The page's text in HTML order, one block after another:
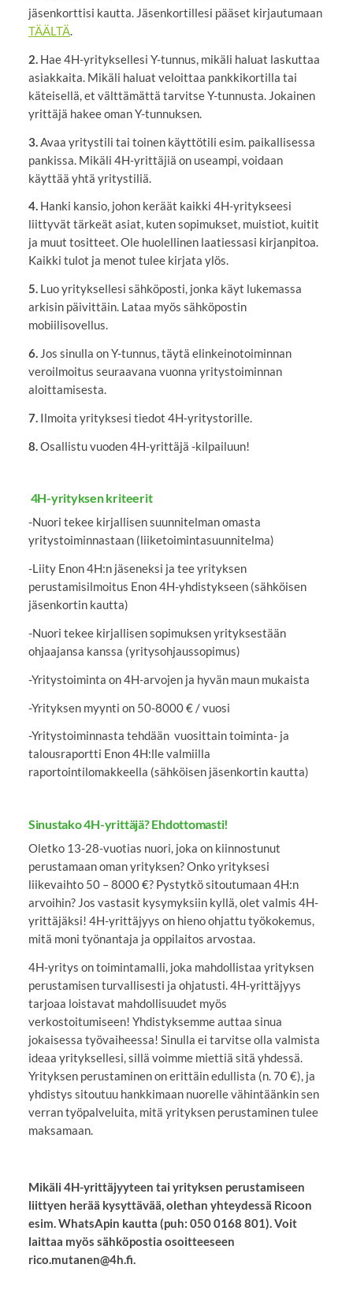
jäsenkorttisi kautta. Jäsenkortillesi pääset kirjautumaan
TÄÄLTÄ.
2.Hae 4H-yrityksellesi Y-tunnus, mikäli haluat laskuttaa
asiakkaita. Mikäli haluat veloittaa pankkikortilla tai
käteisellä, et välttämättä tarvitse Y-tunnusta. Jokainen
yrittäjä hakee oman Y-tunnuksen.
3. Avaa yritystili tai toinen käyttötili esim. paikallisessa
pankissa. Mikäli 4H-yrittäjiä on useampi, voidaan
käyttää yhtä yritystiliä.
4.Hanki kansio, johon keräät kaikki 4H-yritykseesi
liittyvät tärkeät asiat, kuten sopimukset, muistiot, kuitit
ja muut tositteet. Ole huolellinen laatiessasi kirjanpitoa.
Kaikki tulot ja menot tulee kirjata ylös.
5.Luo yrityksellesi sähköposti, jonka käyt lukemassa
arkisin päivittäin. Lataa myös sähköpostin
mobiilisovellus.
6.Jos sinulla on Y-tunnus, täytä elinkeinotoiminnan
veroilmoitus seuraavana vuonna yritystoiminnan
aloittamisesta.
7.Ilmoita yrityksesi tiedot 4H-yritystorille.
8. Osallistu vuoden 4H-yrittäjä -kilpailuun!
4H-yrityksen kriteerit
-Nuori tekee kirjallisen suunnitelman omasta
yritystoiminnastaan (liiketoimintasuunnitelma)
-Liity Enon 4H:n jäseneksi ja tee yrityksen
perustamisilmoitus Enon 4H-yhdistykseen (sähköisen
jäsenkortin kautta)
-Nuori tekee kirjallisen sopimuksen yrityksestään
ohjaajansa kanssa (yritysohjaussopimus)
-Yritystoiminta on 4H-arvojen ja hyvän maun mukaista
-Yrityksen myynti on 50-8000 € / vuosi
-Yritystoiminnasta tehdään vuosittain toiminta- ja
talousraportti Enon 4H:lle valmiilla
raportointilomakkeella (sähköisen jäsenkortin kautta)
Sinustako 4H-yrittäjä? Ehdottomasti!
Oletko 13-28-vuotias nuori, joka on kiinnostunut
perustamaan oman yrityksen? Onko yrityksesi
liikevaihto 50 – 8000 €? Pystytkö sitoutumaan 4H:n
arvoihin? Jos vastasit kysymyksiin kyllä, olet valmis 4H-
yrittäjäksi! 4H-yrittäjyys on hieno ohjattu työkokemus,
mitä moni työnantaja ja oppilaitos arvostaa.
4H-yritys on toimintamalli, joka mahdollistaa yrityksen
perustamisen turvallisesti ja ohjatusti. 4H-yrittäjyys
tarjoaa loistavat mahdollisuudet myös
verkostoitumiseen! Yhdistyksemme auttaa sinua
jokaisessa työvaiheessa! Sinulla ei tarvitse olla valmista
ideaa yrityksellesi, sillä voimme miettiä sitä yhdessä.
Yrityksen perustaminen on erittäin edullista (n. 70 €), ja
yhdistys sitoutuu hankkimaan nuorelle vähintäänkin sen
verran työpalveluita, mitä yrityksen perustaminen tulee
maksamaan.
Mikäli 4H-yrittäjyyteen tai yrityksen perustamiseen
liittyen herää kysyttävää, olethan yhteydessä Ricoon
esim. WhatsApin kautta (puh: 050 0168 801). Voit
laittaa myös sähköpostia osoitteeseen
rico.mutanen@4h.fi.